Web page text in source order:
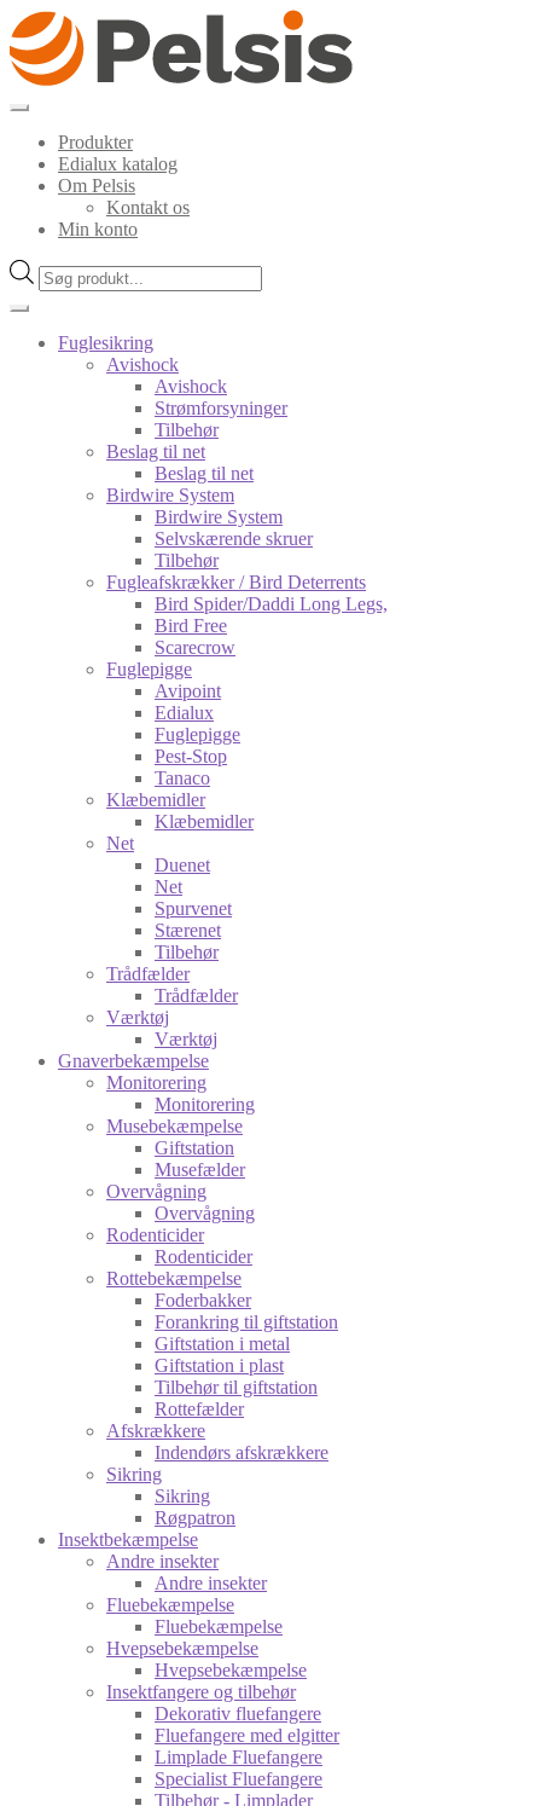
Spring
til
navigation
Spring
til
indhold
Produkter
Edialux katalog
Om Pelsis
Kontakt os
Min konto
Products
search
Fuglesikring
Avishock
Avishock
Strømforsyninger
Tilbehør
Beslag til net
Beslag til net
Birdwire System
Birdwire System
Selvskærende skruer
Tilbehør
Fugleafskrækker / Bird Deterrents
Bird Spider/Daddi Long Legs,
Bird Free
Scarecrow
Fuglepigge
Avipoint
Edialux
Fuglepigge
Pest-Stop
Tanaco
Klæbemidler
Klæbemidler
Net
Duenet
Net
Spurvenet
Stærenet
Tilbehør
Trådfælder
Trådfælder
Værktøj
Værktøj
Gnaverbekæmpelse
Monitorering
Monitorering
Musebekæmpelse
Giftstation
Musefælder
Overvågning
Overvågning
Rodenticider
Rodenticider
Rottebekæmpelse
Foderbakker
Forankring til giftstation
Giftstation i metal
Giftstation i plast
Tilbehør til giftstation
Rottefælder
Afskrækkere
Indendørs afskrækkere
Sikring
Sikring
Røgpatron
Insektbekæmpelse
Andre insekter
Andre insekter
Fluebekæmpelse
Fluebekæmpelse
Hvepsebekæmpelse
Hvepsebekæmpelse
Insektfangere og tilbehør
Dekorativ fluefangere
Fluefangere med elgitter
Limplade Fluefangere
Specialist Fluefangere
Tilbehør - Limplader